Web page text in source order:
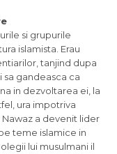
si grupurile
islamista. Erau
tanjind dupa
sa gandeasca ca
in dezvoltarea ei, la
ura impotriva
a devenit lider
teme islamice in
lui musulmani il